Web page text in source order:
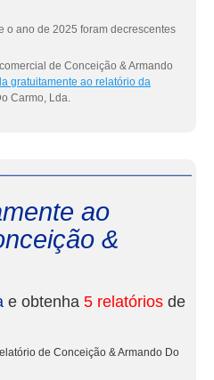
o ano de 2025 foram decrescentes
de Conceição & Armando
gratuitamente ao relatório da
Carmo, Lda.
ao
&
e obtenha 5 relatórios de
de Conceição & Armando Do